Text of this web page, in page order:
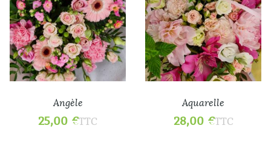
Angèle
25,00 €TTC
Aquarelle
28,00 €TTC